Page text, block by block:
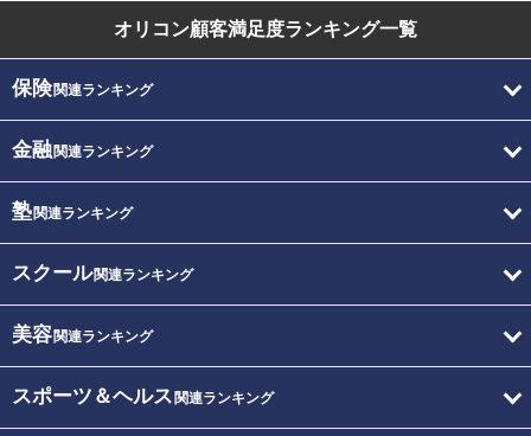
オリコン顧客満足度ランキング一覧
保険関連ランキング
金融関連ランキング
塾関連ランキング
スクール関連ランキング
美容関連ランキング
スポーツ＆ヘルス 関連ランキング